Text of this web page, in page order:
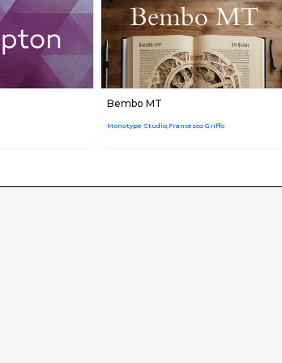
Bembo MT
Monotype Studio,Francesco Griffo